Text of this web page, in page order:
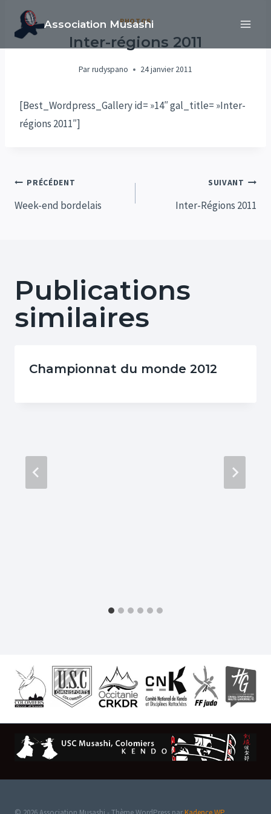
Association Musashi
PHOTOS
Inter-régions 2011
Par rudyspano 24 janvier 2011
[Best_Wordpress_Gallery id= »14″ gal_title= »Inter-
régions 2011″]
Navigation
de
PRÉCÉDENT
Week-end bordelais
SUIVANT
Inter-Régions 2011
Publications
similaires
Championnat du monde 2012